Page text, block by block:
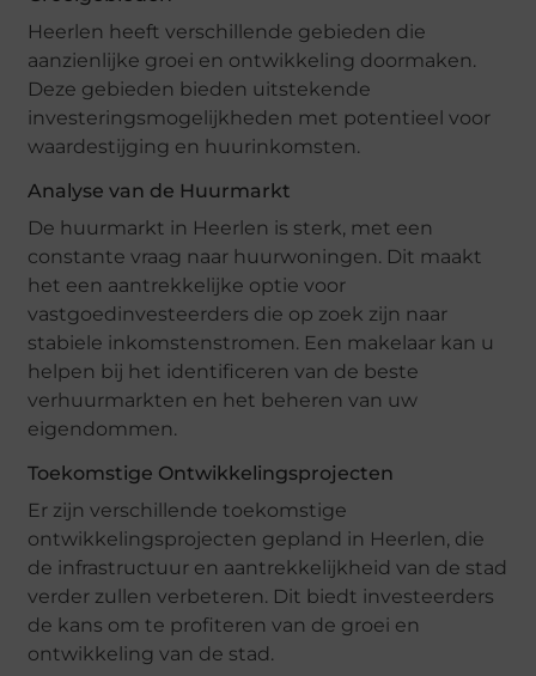
Heerlen heeft verschillende gebieden die
aanzienlijke groei en ontwikkeling doormaken.
Deze gebieden bieden uitstekende
investeringsmogelijkheden met potentieel voor
waardestijging en huurinkomsten.
Analyse van de Huurmarkt
De huurmarkt in Heerlen is sterk, met een
constante vraag naar huurwoningen. Dit maakt
het een aantrekkelijke optie voor
vastgoedinvesteerders die op zoek zijn naar
stabiele inkomstenstromen. Een makelaar kan u
helpen bij het identificeren van de beste
verhuurmarkten en het beheren van uw
eigendommen.
Toekomstige Ontwikkelingsprojecten
Er zijn verschillende toekomstige
ontwikkelingsprojecten gepland in Heerlen, die
de infrastructuur en aantrekkelijkheid van de stad
verder zullen verbeteren. Dit biedt investeerders
de kans om te profiteren van de groei en
ontwikkeling van de stad.